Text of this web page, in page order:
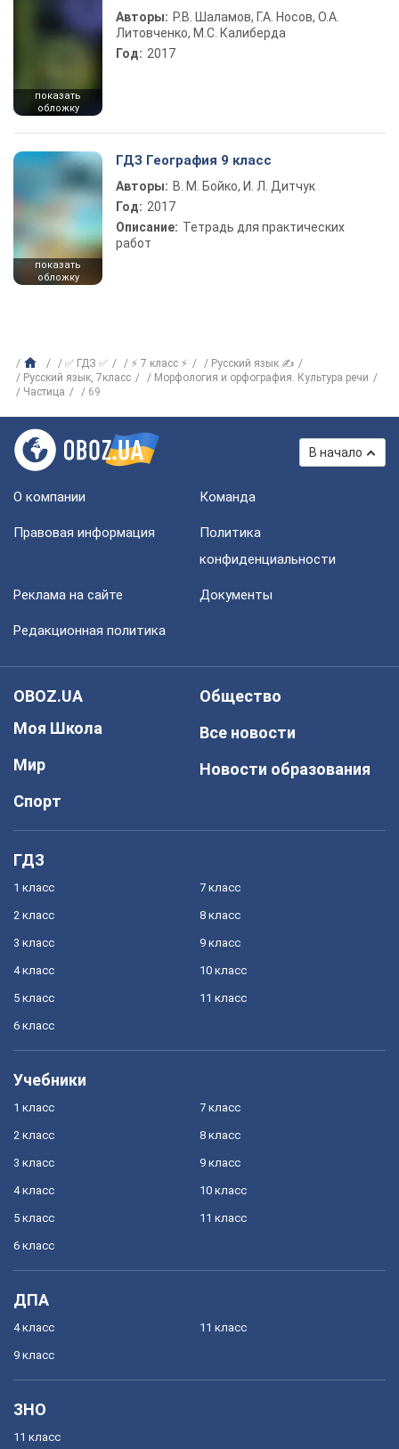
показать
обложку
Авторы: Р.В. Шаламов, Г.А. Носов, О.А.
Литовченко, М.С. Калиберда
Год: 2017
показать
обложку
ГДЗ География 9 класс
Авторы: В. М. Бойко, И. Л. Дитчук
Год: 2017
Описание: Тетрадь для практических
работ
✅ ГДЗ ✅ ⚡ 7 класс ⚡
Русский язык ✍
Русский язык, 7класс
Морфология и орфография. Культура речи
Частица
69
В начало
О компании Команда
Правовая информация
Политика
конфиденциальности
Реклама на сайте Документы
Редакционная политика
OBOZ.UA
Моя Школа
Мир
Спорт
Общество
Все новости
Новости образования
ГДЗ
1 класс
2 класс
3 класс
4 класс
5 класс
6 класс
7 класс
8 класс
9 класс
10 класс
11 класс
Учебники
1 класс
2 класс
3 класс
4 класс
5 класс
6 класс
7 класс
8 класс
9 класс
10 класс
11 класс
ДПА
4 класс
9 класс
11 класс
ЗНО
11 класс